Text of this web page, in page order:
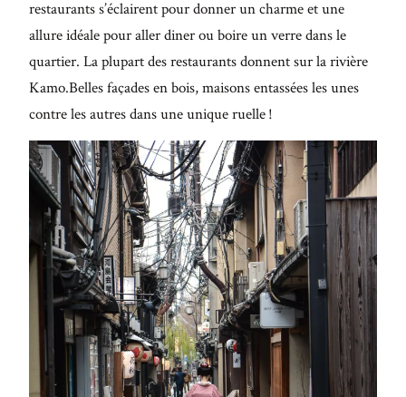
restaurants s’éclairent pour donner un charme et une
allure idéale pour aller diner ou boire un verre dans le
quartier. La plupart des restaurants donnent sur la rivière
Kamo.Belles façades en bois, maisons entassées les unes
contre les autres dans une unique ruelle !